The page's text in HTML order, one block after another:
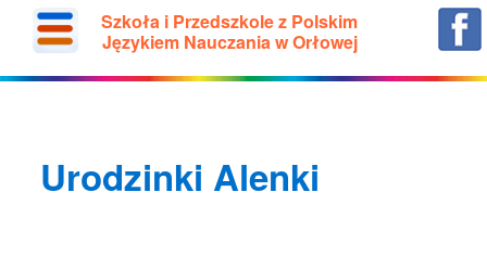
Szkoła i Przedszkole z Polskim
Językiem Nauczania w Orłowej
Urodzinki Alenki